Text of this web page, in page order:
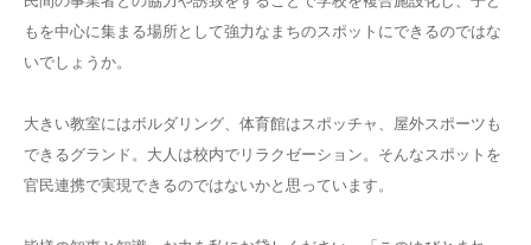
もを中心に集まる場所として強力なまちのスポットにできるのではな
いでしょうか。
大きい教室にはボルダリング、体育館はスポッチャ、屋外スポーツも
できるグランド。大人は校内でリラクゼーション。そんなスポットを
官民連携で実現できるのではないかと思っています。